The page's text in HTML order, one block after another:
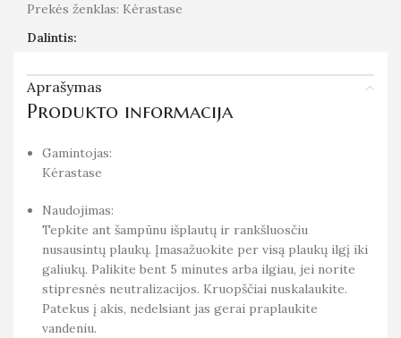
Prekės ženklas: Kérastase
Dalintis:
Aprašymas
Produkto informacija
Gamintojas:
Kérastase
Naudojimas:
Tepkite ant šampūnu išplautų ir rankšluosčiu
nusausintų plaukų. Įmasažuokite per visą plaukų ilgį iki
galiukų. Palikite bent 5 minutes arba ilgiau, jei norite
stipresnės neutralizacijos. Kruopščiai nuskalaukite.
Patekus į akis, nedelsiant jas gerai praplaukite
vandeniu.